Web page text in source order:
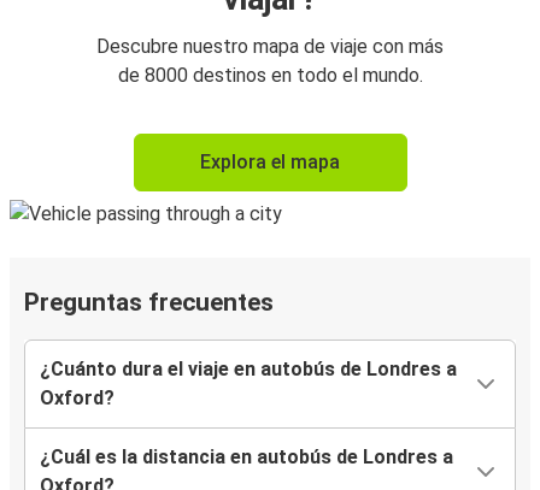
Descubre nuestro mapa de viaje con más
de 8000 destinos en todo el mundo.
Explora el mapa
Preguntas frecuentes
¿Cuánto dura el viaje en autobús de Londres a
Oxford?
¿Cuál es la distancia en autobús de Londres a